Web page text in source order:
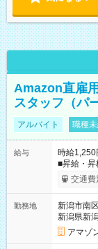
Amazon直雇
スタッフ（パ
アルバイト 職種
給与
時給1,250
■昇給・昇
まで昇給の機会があ
月25日
☆Amazon直雇用
あり 試用
です。
交通費
勤務地
新潟市南区
新潟県新
アマゾ